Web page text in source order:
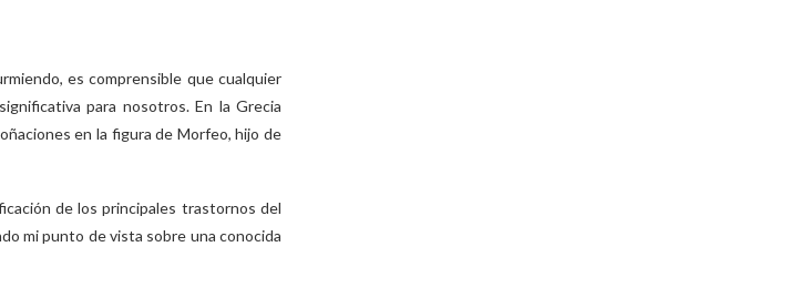
es comprensible que cualquier
para nosotros. En la Grecia
en la figura de Morfeo, hijo de
de los principales trastornos del
mi punto de vista sobre una conocida